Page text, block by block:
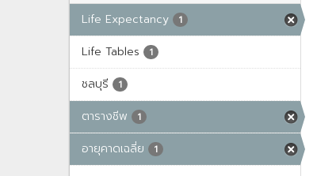
Life Expectancy
1
Life Tables 1
ชลบุรี 1
ตารางชีพ 1
อายุคาดเฉลี่ย 1